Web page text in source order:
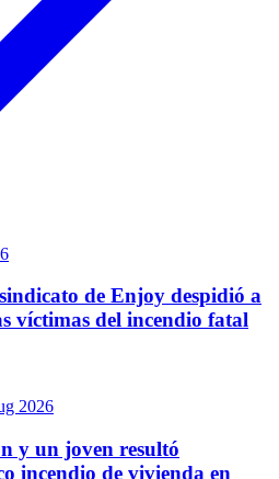
de Enjoy despidió a
víctimas del incendio fatal
2026
y un joven resultó
incendio de vivienda en